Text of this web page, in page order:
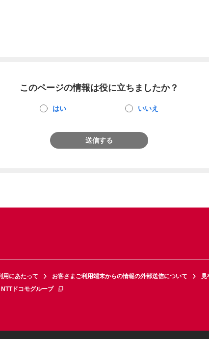
このページの情報は役に立ちましたか？
はい いいえ
送信する
用にあたって お客さまご利用端末からの情報の外部送信について
見
NTTドコモグループ